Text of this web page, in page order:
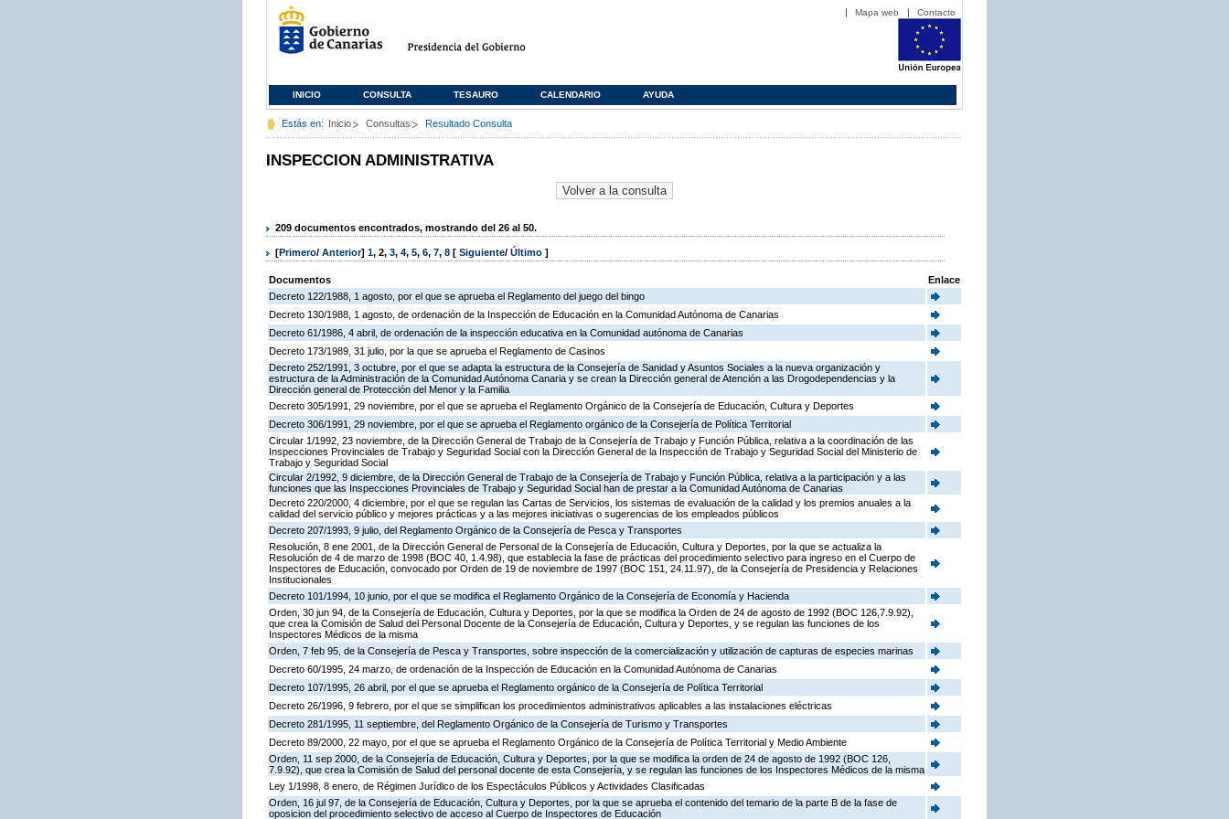
Mapa web Contacto
INICIO CONSULTA TESAURO CALENDARIO AYUDA
Estás en: Inicio Consultas Resultado Consulta
INSPECCION ADMINISTRATIVA
209 documentos encontrados, mostrando del 26 al 50.
[Primero/ Anterior] 1, 2, 3, 4, 5, 6, 7, 8 [ Siguiente/ Último ]
Documentos
Enlace
Decreto 122/1988, 1 agosto, por el que se aprueba el Reglamento del juego del bingo
Decreto 130/1988, 1 agosto, de ordenación de la Inspección de Educación en la Comunidad Autónoma de Canarias
Decreto 61/1986, 4 abril, de ordenación de la inspección educativa en la Comunidad autónoma de Canarias
Decreto 173/1989, 31 julio, por la que se aprueba el Reglamento de Casinos
Decreto 252/1991, 3 octubre, por el que se adapta la estructura de la Consejería de Sanidad y Asuntos Sociales a la nueva organización y
estructura de la Administración de la Comunidad Autónoma Canaria y se crean la Dirección general de Atención a las Drogodependencias y la
Dirección general de Protección del Menor y la Familia
Decreto 305/1991, 29 noviembre, por el que se aprueba el Reglamento Orgánico de la Consejería de Educación, Cultura y Deportes
Decreto 306/1991, 29 noviembre, por el que se aprueba el Reglamento orgánico de la Consejería de Política Territorial
Circular 1/1992, 23 noviembre, de la Dirección General de Trabajo de la Consejería de Trabajo y Función Pública, relativa a la coordinación de las
Inspecciones Provinciales de Trabajo y Seguridad Social con la Dirección General de la Inspección de Trabajo y Seguridad Social del Ministerio de
Trabajo y Seguridad Social
Circular 2/1992, 9 diciembre, de la Dirección General de Trabajo de la Consejería de Trabajo y Función Pública, relativa a la participación y a las
funciones que las Inspecciones Provinciales de Trabajo y Seguridad Social han de prestar a la Comunidad Autónoma de Canarias
Decreto 220/2000, 4 diciembre, por el que se regulan las Cartas de Servicios, los sistemas de evaluación de la calidad y los premios anuales a la
calidad del servicio público y mejores prácticas y a las mejores iniciativas o sugerencias de los empleados públicos
Decreto 207/1993, 9 julio, del Reglamento Orgánico de la Consejería de Pesca y Transportes
Resolución, 8 ene 2001, de la Dirección General de Personal de la Consejería de Educación, Cultura y Deportes, por la que se actualiza la
Resolución de 4 de marzo de 1998 (BOC 40, 1.4.98), que establecia la fase de prácticas del procedimiento selectivo para ingreso en el Cuerpo de
Inspectores de Educación, convocado por Orden de 19 de noviembre de 1997 (BOC 151, 24.11.97), de la Consejería de Presidencia y Relaciones
Institucionales
Decreto 101/1994, 10 junio, por el que se modifica el Reglamento Orgánico de la Consejería de Economía y Hacienda
Orden, 30 jun 94, de la Consejería de Educación, Cultura y Deportes, por la que se modifica la Orden de 24 de agosto de 1992 (BOC 126,7.9.92),
que crea la Comisión de Salud del Personal Docente de la Consejería de Educación, Cultura y Deportes, y se regulan las funciones de los
Inspectores Médicos de la misma
Orden, 7 feb 95, de la Consejería de Pesca y Transportes, sobre inspección de la comercialización y utilización de capturas de especies marinas
Decreto 60/1995, 24 marzo, de ordenación de la Inspección de Educación en la Comunidad Autónoma de Canarias
Decreto 107/1995, 26 abril, por el que se aprueba el Reglamento orgánico de la Consejería de Política Territorial
Decreto 26/1996, 9 febrero, por el que se simplifican los procedimientos administrativos aplicables a las instalaciones eléctricas
Decreto 281/1995, 11 septiembre, del Reglamento Orgánico de la Consejería de Turismo y Transportes
Decreto 89/2000, 22 mayo, por el que se aprueba el Reglamento Orgánico de la Consejería de Política Territorial y Medio Ambiente
Orden, 11 sep 2000, de la Consejería de Educación, Cultura y Deportes, por la que se modifica la orden de 24 de agosto de 1992 (BOC 126,
7.9.92), que crea la Comisión de Salud del personal docente de esta Consejería, y se regulan las funciones de los Inspectores Médicos de la misma
Ley 1/1998, 8 enero, de Régimen Jurídico de los Espectáculos Públicos y Actividades Clasificadas
Orden, 16 jul 97, de la Consejería de Educación, Cultura y Deportes, por la que se aprueba el contenido del temario de la parte B de la fase de
oposicion del procedimiento selectivo de acceso al Cuerpo de Inspectores de Educación